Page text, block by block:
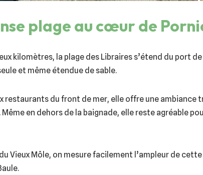
plage au cœur de
kilomètres, la plage des Libraires s’étend du port
et même étendue de sable.
restaurants du front de mer, elle offre une ambiance
en dehors de la baignade, elle reste agréable
Vieux Môle, on mesure facilement l’ampleur de